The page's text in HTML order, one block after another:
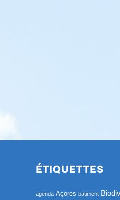
ÉTIQUETTES
agenda Açores batiment